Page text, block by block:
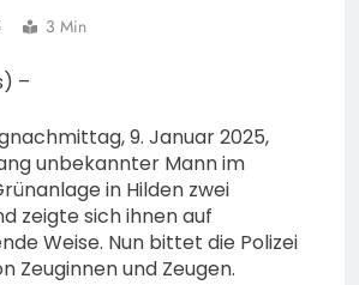
3 Min
–
9. Januar 2025,
unbekannter Mann im
in Hilden zwei
zeigte sich ihnen auf
Weise. Nun bittet die Polizei
Zeuginnen und Zeugen.